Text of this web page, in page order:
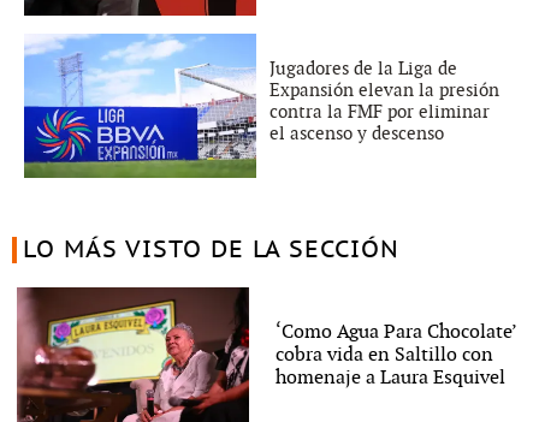
Jugadores de la Liga de
Expansión elevan la presión
contra la FMF por eliminar
el ascenso y descenso
LO MÁS VISTO DE LA SECCIÓN
‘Como Agua Para Chocolate’
cobra vida en Saltillo con
homenaje a Laura Esquivel